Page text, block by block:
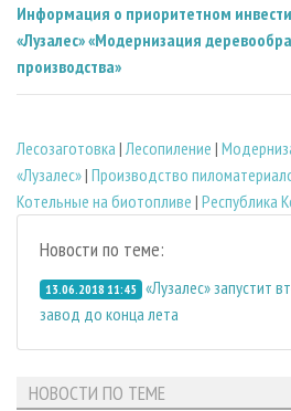
Информация о приоритетном
«Лузалес» «Модернизация
производства»
Лесозаготовка |Лесопиление |
«Лузалес»| Производство
Котельные на биотопливе | Республика
Новости по теме:
13.06.2018 11:45 «Лузалес» запустит
завод до конца лета
НОВОСТИ ПО ТЕМЕ